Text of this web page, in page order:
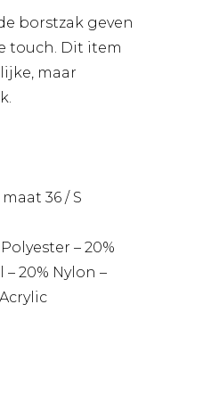
borstzak geven
touch. Dit item
maar
36 / S
– 20%
– 20% Nylon –